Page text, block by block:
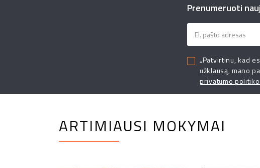
Prenumeruoti
„Patvirtinu, kad
užklausą, mano
privatumo
ARTIMIAUSI MOKYMAI